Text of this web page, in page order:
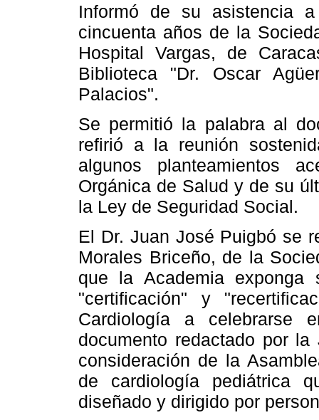
Informó de su asistencia
cincuenta años de la
Hospital Vargas, de
Biblioteca "Dr. Oscar
Palacios".
Se permitió la palabra al
refirió a la reunión
algunos planteamientos
Orgánica de Salud y de su
la Ley de Seguridad Social.
El Dr. Juan José Puigbó se
Morales Briceño, de la
que la Academia
"certificación" y
Cardiología a celebrarse
documento redactado por
consideración de la
de cardiología pediátrica
diseñado y dirigido por